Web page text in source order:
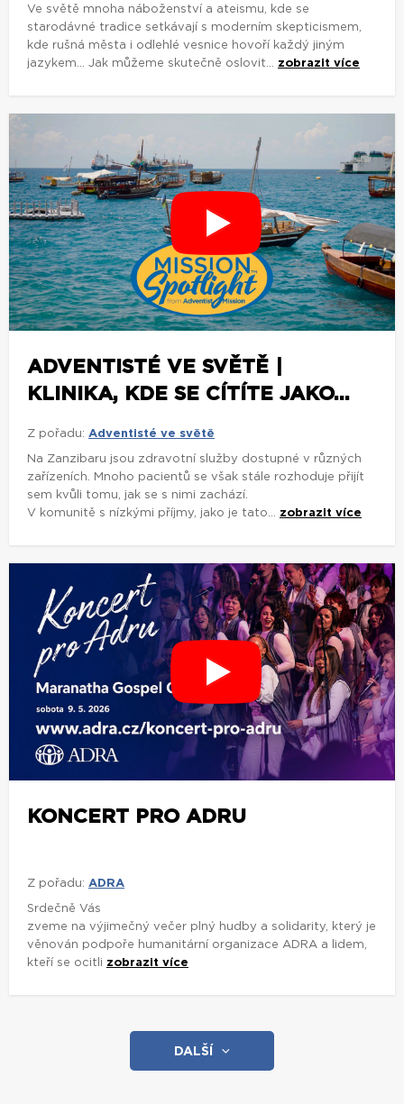
Ve světě mnoha náboženství a ateismu, kde se
starodávné tradice setkávají s moderním skepticismem,
kde rušná města i odlehlé vesnice hovoří každý jiným
jazykem... Jak můžeme skutečně oslovit... zobrazit více
ADVENTISTÉ VE SVĚTĚ |
KLINIKA, KDE SE CÍTÍTE JAKO...
Z pořadu: Adventisté ve světě
Na Zanzibaru jsou zdravotní služby dostupné v různých
zařízeních. Mnoho pacientů se však stále rozhoduje přijít
sem kvůli tomu, jak se s nimi zachází.
V komunitě s nízkými příjmy, jako je tato... zobrazit více
KONCERT PRO ADRU
Z pořadu: ADRA
Srdečně Vás
zveme na výjimečný večer plný hudby a solidarity, který je
věnován podpoře humanitární organizace ADRA a lidem,
kteří se ocitli zobrazit více
DALŠÍ